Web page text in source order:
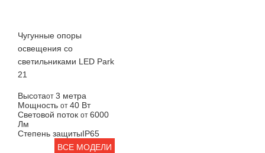
Чугунные опоры
освещения со
светильниками LED Park
21
Высотаот 3 метра
Мощность от 40 Вт
Световой поток от 6000
Лм
Степень защитыIP65
ВСЕ МОДЕЛИ